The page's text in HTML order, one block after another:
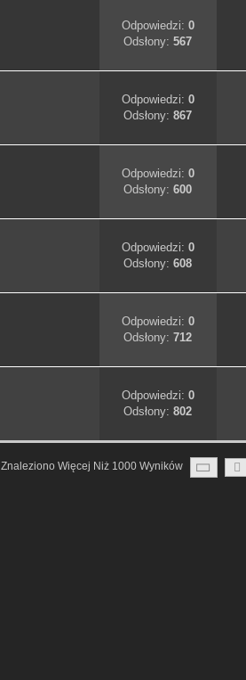
Odpowiedzi: 0
Odsłony:567
Odpowiedzi: 0
Odsłony:867
Odpowiedzi: 0
Odsłony:600
Odpowiedzi: 0
Odsłony:608
Odpowiedzi: 0
Odsłony:712
Odpowiedzi: 0
Odsłony:802
Znaleziono Więcej Niż 1000 Wyników Strona